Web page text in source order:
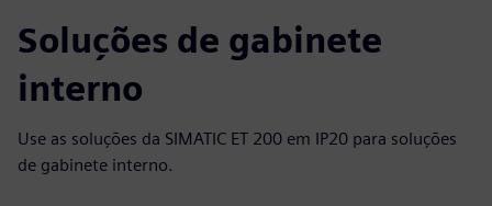
Soluções de gabinete
interno
Use as soluções da SIMATIC ET 200 em IP20 para soluções
de gabinete interno.